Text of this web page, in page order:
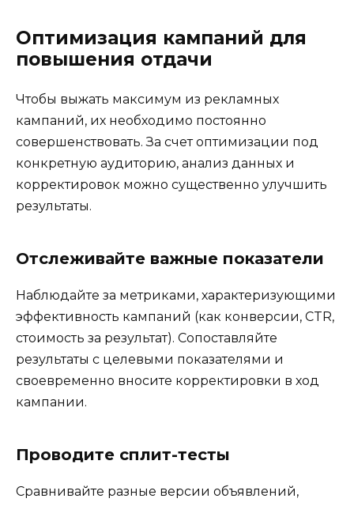
Оптимизация кампаний для
повышения отдачи
Чтобы выжать максимум из рекламных
кампаний, их необходимо постоянно
совершенствовать. За счет оптимизации под
конкретную аудиторию, анализ данных и
корректировок можно существенно улучшить
результаты.
Отслеживайте важные показатели
Наблюдайте за метриками, характеризующими
эффективность кампаний (как конверсии, CTR,
стоимость за результат). Сопоставляйте
результаты с целевыми показателями и
своевременно вносите корректировки в ход
кампании.
Проводите сплит-тесты
Сравнивайте разные версии объявлений,